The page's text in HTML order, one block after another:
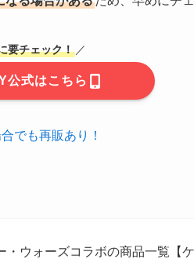
要チェック！ ／
公式はこちら
でも再販あり！
・ウォーズコラボの商品一覧【